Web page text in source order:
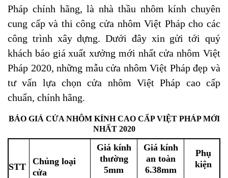
Pháp chính hãng, là nhà thầu nhôm kính chuyên
cung cấp và thi công cửa nhôm Việt Pháp cho các
công trình xây dựng. Dưới đây xin gửi tới quý
khách báo giá xuất xưởng mới nhất cửa nhôm Việt
Pháp 2020, những mẫu cửa nhôm Việt Pháp đẹp và
tư vấn lựa chọn cửa nhôm Việt Pháp cao cấp
chuẩn, chính hãng.
BÁO GIÁ CỬA NHÔM KÍNH CAO CẤP VIỆT PHÁP MỚI
NHẤT 2020
STT
Chủng loại
cửa
Giá kính
thường
5mm
Giá kính
an toàn
6.38mm
Phụ
kiện